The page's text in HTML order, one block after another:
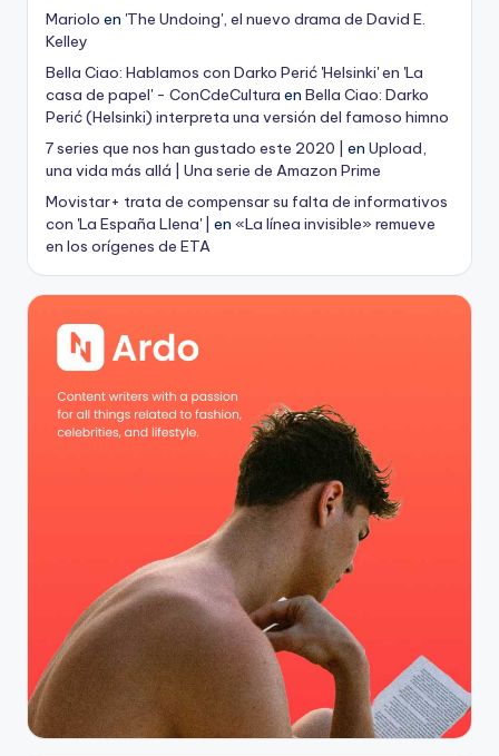
Mariolo en 'The Undoing', el nuevo drama de David E.
Kelley
Bella Ciao: Hablamos con Darko Perić 'Helsinki' en 'La
casa de papel' - ConCdeCultura en Bella Ciao: Darko
Perić (Helsinki) interpreta una versión del famoso himno
7 series que nos han gustado este 2020 |
en Upload,
una vida más allá | Una serie de Amazon Prime
Movistar+ trata de compensar su falta de informativos
con 'La España Llena' | en «La línea invisible» remueve
en los orígenes de ETA